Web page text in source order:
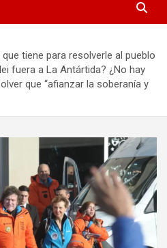
tiene para resolverle al pueblo
fuera a La Antártida? ¿No hay
que “afianzar la soberanía y